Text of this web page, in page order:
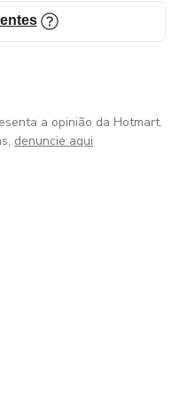
a opinião da Hotmart.
denuncie aqui